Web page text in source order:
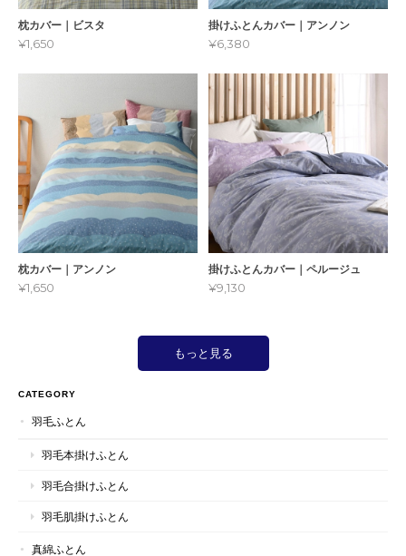
枕カバー｜ビスタ
¥1,650
掛けふとんカバー｜アンノン
¥6,380
枕カバー｜アンノン
¥1,650
掛けふとんカバー｜ペルージュ
¥9,130
もっと見る
CATEGORY
羽毛ふとん
羽毛本掛けふとん
羽毛合掛けふとん
羽毛肌掛けふとん
真綿ふとん